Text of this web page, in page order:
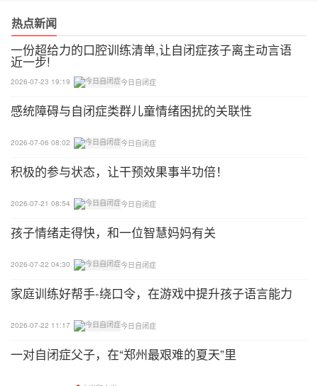
序等等。
4、儿童认知发展的特点和规律：
儿童的认知活动是有规律地由简单到复杂、由低级到
高级逐渐发展的。新生儿出世后具有一些与生俱来的
反射活动，如吸吮反射、抓握反射、游泳反射、步行
反射等。不久，又在这些无条件反射的基础上形成了
一些条件反射。当然，这些活动还不是认知，只能说
能认识外界物体是永久存在的。在他看来，存在的只
有他直接感知到的东西。譬如，他正在玩皮球，如果
注意去看或玩别的东西了。从半岁到２岁，才逐渐认
识到物体的永存性。
5、儿童认知发展的内容：
儿童认知发展包括两个方面：基础认知，综合认知。
热点新闻
一份超给力的口腔训练清单,让自闭症孩子离主动言语
近一步!
2026-07-23 19:19 今日自闭症
感统障碍与自闭症类群儿童情绪困扰的关联性
2026-07-06 08:02 今日自闭症
积极的参与状态，让干预效果事半功倍！
2026-07-21 08:54 今日自闭症
孩子情绪走得快，和一位智慧妈妈有关
2026-07-22 04:30 今日自闭症
家庭训练好帮手-绕口令，在游戏中提升孩子语言能力
2026-07-22 11:17 今日自闭症
一对自闭症父子，在“郑州最艰难的夏天”里